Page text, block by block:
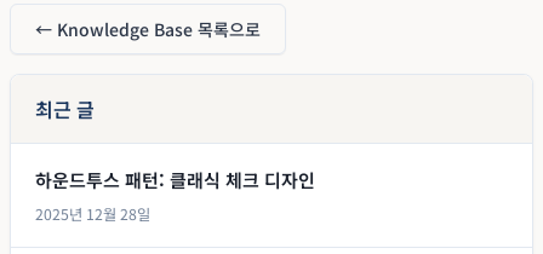
← Knowledge Base 목록으로
최근 글
하운드투스 패턴: 클래식 체크 디자인
2025년 12월 28일